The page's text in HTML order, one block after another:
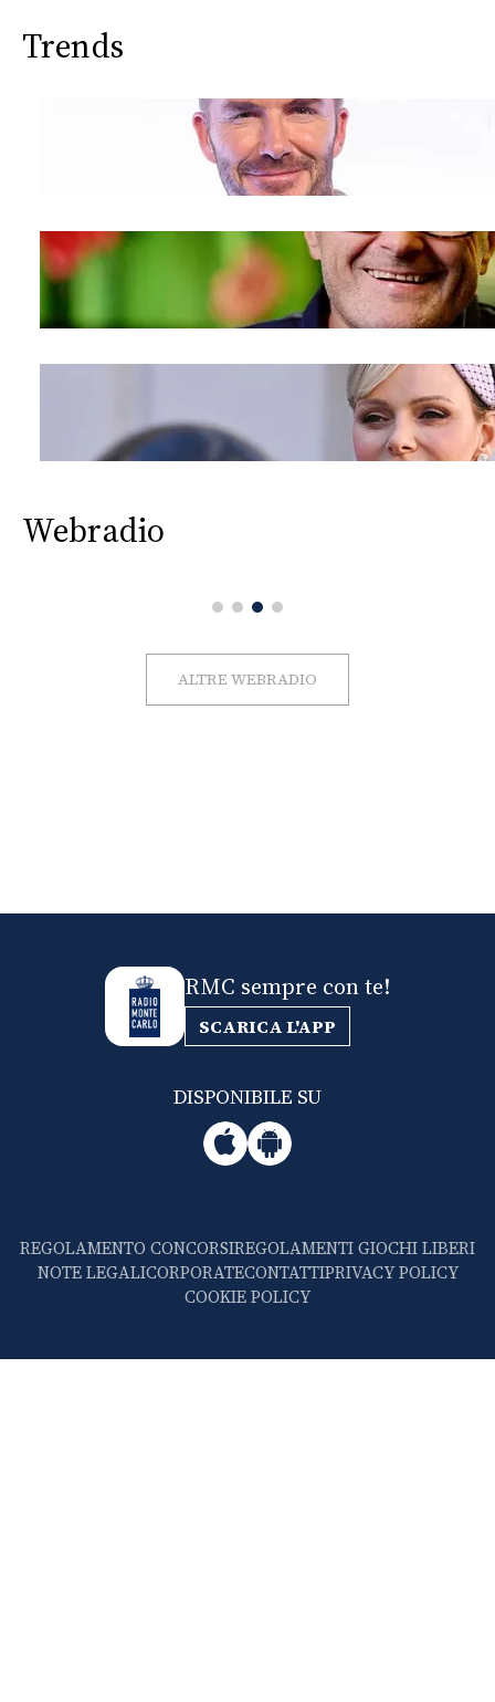
Trends
Webradio
ALTRE WEBRADIO
RMC sempre con te!
SCARICA L'APP
DISPONIBILE SU
REGOLAMENTO CONCORSIREGOLAMENTI GIOCHI LIBERI
NOTE LEGALICORPORATECONTATTIPRIVACY POLICY
COOKIE POLICY